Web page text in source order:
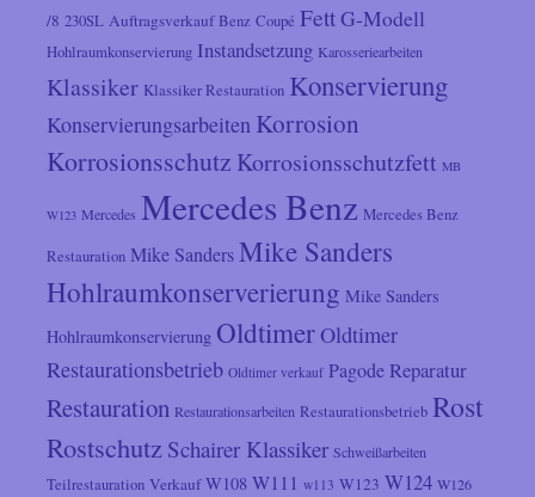
/8 230SL Auftragsverkauf Benz Coupé FettG-Modell
Hohlraumkonservierung Instandsetzung Karosseriearbeiten
Klassiker Klassiker Restauration Konservierung
Konservierungsarbeiten Korrosion
Korrosionsschutz Korrosionsschutzfett MB
W123 Mercedes Mercedes Benz Mercedes Benz
Restauration Mike SandersMike Sanders
Hohlraumkonserverierung Mike Sanders
Hohlraumkonservierung OldtimerOldtimer
Restaurationsbetrieb Oldtimer verkauf PagodeReparatur
Restauration Restaurationsarbeiten Restaurationsbetrieb Rost
Rostschutz Schairer Klassiker Schweißarbeiten
Teilrestauration Verkauf W108 W111 w113 W123 W124 W126